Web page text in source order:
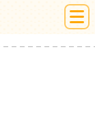
ひろば